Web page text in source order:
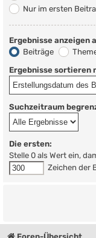
Nur im ersten
Ergebnisse anzeigen
Beiträge
Ergebnisse sortieren
Suchzeitraum
Die ersten:
Stelle 0 als Wert ein,
Zeichen der